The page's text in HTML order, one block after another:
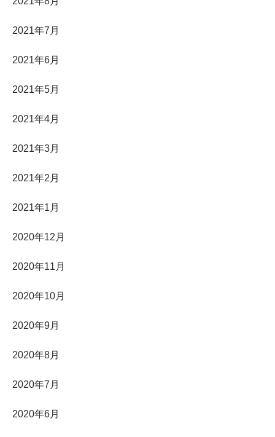
2021年7月
2021年6月
2021年5月
2021年4月
2021年3月
2021年2月
2021年1月
2020年12月
2020年11月
2020年10月
2020年9月
2020年8月
2020年7月
2020年6月